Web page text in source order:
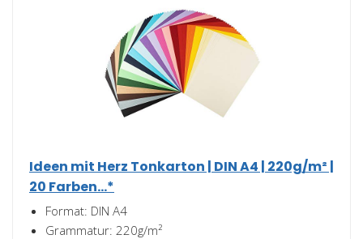
Ideen mit Herz Tonkarton | DIN A4 | 220g/m² |
20 Farben...*
Format: DIN A4
Grammatur: 220g/m²